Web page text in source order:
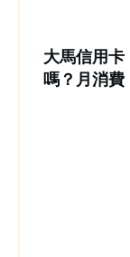
大馬信用
嗎？月消